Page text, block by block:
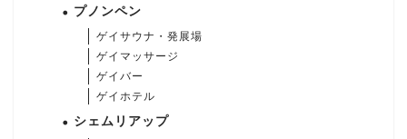
プノンペン
ゲイサウナ・発展場
ゲイマッサージ
ゲイバー
ゲイホテル
シェムリアップ